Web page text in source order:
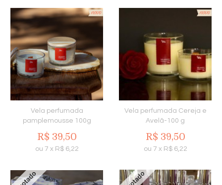
Vela perfumada
pamplemousse 100g
R$ 39,50
ou 7 x R$ 6,22
Vela perfumada Cereja e
Avelã-100 g
R$ 39,50
ou 7 x R$ 6,22